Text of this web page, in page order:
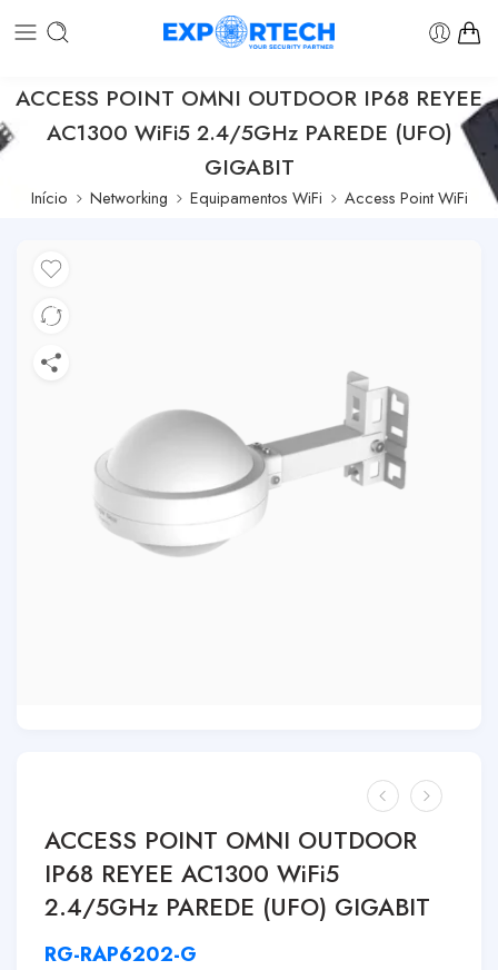
ACCESS POINT OMNI OUTDOOR IP68 REYEE
AC1300 WiFi5 2.4/5GHz PAREDE (UFO)
GIGABIT
Início Networking Equipamentos WiFi Access Point WiFi
ACCESS POINT OMNI OUTDOOR
IP68 REYEE AC1300 WiFi5
2.4/5GHz PAREDE (UFO) GIGABIT
RG-RAP6202-G